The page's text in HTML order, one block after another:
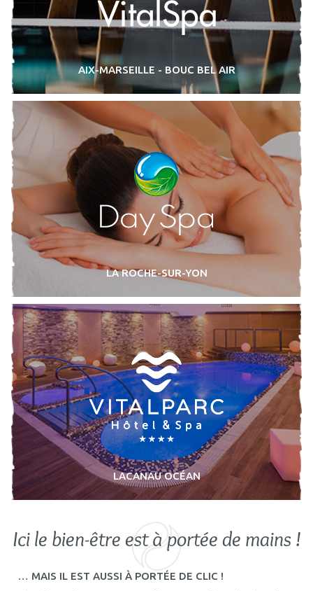
AIX-MARSEILLE - BOUC BEL AIR
LA ROCHE-SUR-YON
LACANAU OCÉAN
Ici le bien-être est à portée de mains !
… MAIS IL EST AUSSI À PORTÉE DE CLIC !